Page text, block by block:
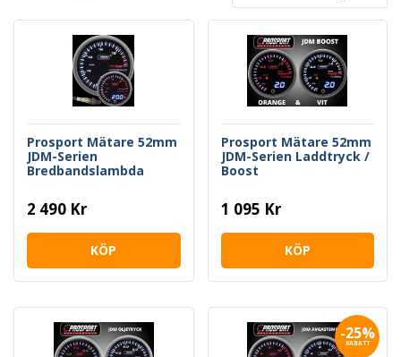
Prosport Mätare 52mm
JDM-Serien
Bredbandslambda
2 490 Kr
KÖP
Prosport Mätare 52mm
JDM-Serien Laddtryck /
Boost
1 095 Kr
KÖP
-25%
RABATT